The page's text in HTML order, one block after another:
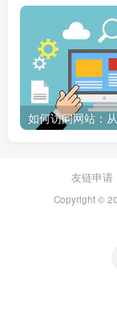
友链申请
Copyright ©